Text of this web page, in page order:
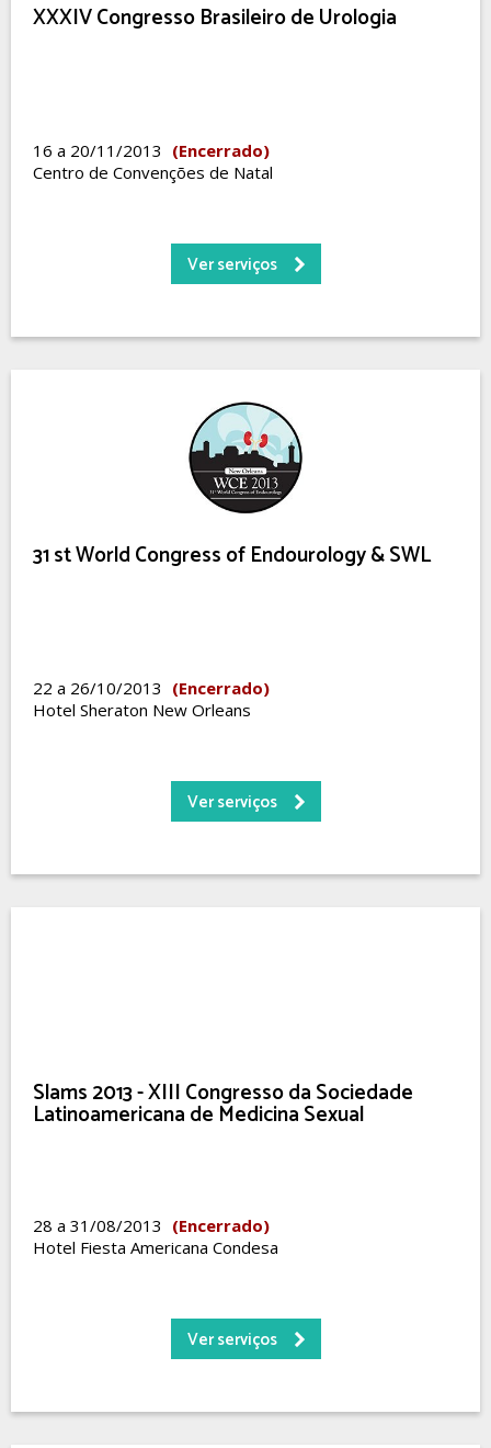
XXXIV Congresso Brasileiro de Urologia
16 a 20/11/2013 (Encerrado)
Centro de Convenções de Natal
Ver serviços
31 st World Congress of Endourology & SWL
22 a 26/10/2013 (Encerrado)
Hotel Sheraton New Orleans
Ver serviços
Slams 2013 - XIII Congresso da Sociedade
Latinoamericana de Medicina Sexual
28 a 31/08/2013 (Encerrado)
Hotel Fiesta Americana Condesa
Ver serviços